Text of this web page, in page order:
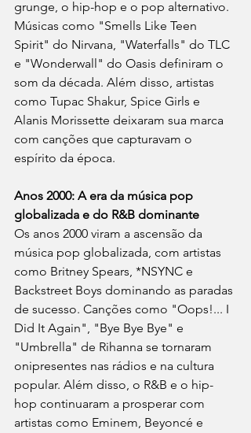
grunge, o hip-hop e o pop alternativo.
Músicas como "Smells Like Teen
Spirit" do Nirvana, "Waterfalls" do TLC
e "Wonderwall" do Oasis definiram o
som da década. Além disso, artistas
como Tupac Shakur, Spice Girls e
Alanis Morissette deixaram sua marca
com canções que capturavam o
espírito da época.
Anos 2000: A era da música pop
globalizada e do R&B dominante
Os anos 2000 viram a ascensão da
música pop globalizada, com artistas
como Britney Spears, *NSYNC e
Backstreet Boys dominando as paradas
de sucesso. Canções como "Oops!... I
Did It Again", "Bye Bye Bye" e
"Umbrella" de Rihanna se tornaram
onipresentes nas rádios e na cultura
popular. Além disso, o R&B e o hip-
hop continuaram a prosperar com
artistas como Eminem, Beyoncé e